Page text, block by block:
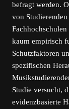
befragt werden.
von
kaum empirisch
Schutzfaktoren
spezifischen
Studie versucht,
evidenzbasierte